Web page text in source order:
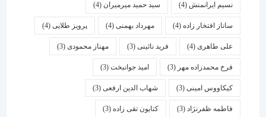
نسیم ایرانمنش(4) سید حمید میرمیران(4)
ساناز افتخار زاده(4) مهرداد بهمنی (4) پرویز طلایی(4)
علی طاهری(4) فرید نائینی(3) مهناز محمودی(3)
فرخ محمدزاده مهر(3) امید جوانبخت(3)
کیکاووس امینی(3) شهاب الدین ارفعی(3)
فاطمه ظفرنژاد(3) کتایون تقی زاده(3)